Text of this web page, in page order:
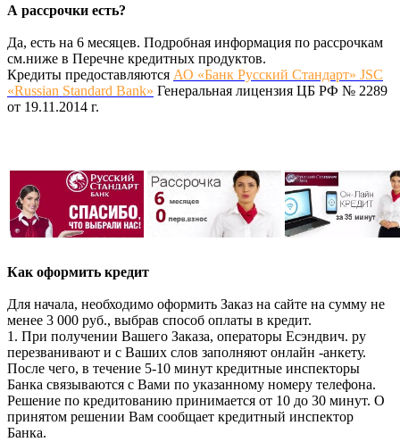
А рассрочки есть?
Да, есть на 6 месяцев. Подробная информация по рассрочкам
см.ниже в Перечне кредитных продуктов.
Кредиты предоставляются АО «Банк Русский Стандарт» JSC
«Russian Standard Bank» Генеральная лицензия ЦБ РФ № 2289
от 19.11.2014 г.
Как оформить кредит
Для начала, необходимо оформить Заказ на сайте на сумму не
менее 3 000 руб., выбрав способ оплаты в кредит.
1. При получении Вашего Заказа, операторы Есэндвич. ру
перезванивают и с Ваших слов заполняют онлайн -анкету.
После чего, в течение 5-10 минут кредитные инспекторы
Банка связываются с Вами по указанному номеру телефона.
Решение по кредитованию принимается от 10 до 30 минут. О
принятом решении Вам сообщает кредитный инспектор
Банка.